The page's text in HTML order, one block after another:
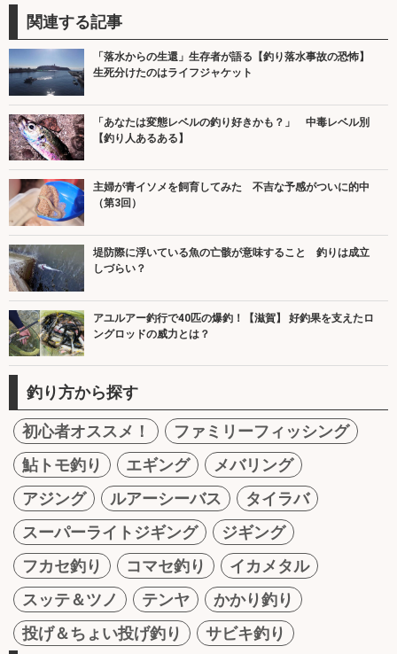
関連する記事
「落水からの生還」生存者が語る【釣り落水事故の恐怖】
生死分けたのはライフジャケット
「あなたは変態レベルの釣り好きかも？」 中毒レベル別
【釣り人あるある】
主婦が青イソメを飼育してみた 不吉な予感がついに的中
（第3回）
堤防際に浮いている魚の亡骸が意味すること 釣りは成立
しづらい？
アユルアー釣行で40匹の爆釣！【滋賀】 好釣果を支えたロ
ングロッドの威力とは？
釣り方から探す
初心者オススメ！
ファミリーフィッシング
鮎トモ釣り
エギング
メバリング
アジング
ルアーシーバス
タイラバ
スーパーライトジギング
ジギング
フカセ釣り
コマセ釣り
イカメタル
スッテ＆ツノ
テンヤ
かかり釣り
投げ＆ちょい投げ釣り
サビキ釣り